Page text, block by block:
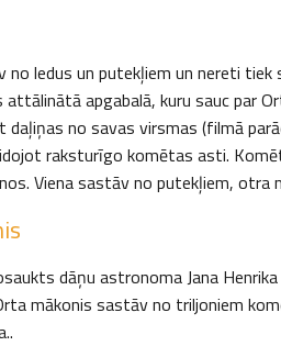
ledus un putekļiem un nereti tiek
apgabalā, kuru sauc par
no savas virsmas (filmā
raksturīgo komētas asti.
Viena sastāv no putekļiem, otra
dāņu astronoma Jana
mākonis sastāv no triljoniem